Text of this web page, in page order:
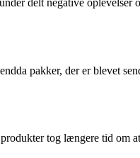
delt negative oplevelser
pakker, der er blevet
tog længere tid om